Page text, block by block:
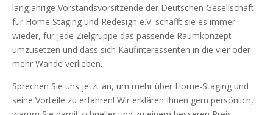
langjährige Vorstandsvorsitzende der Deutschen Gesellschaft
für Home Staging und Redesign e.V. schafft sie es immer
wieder, für jede Zielgruppe das passende Raumkonzept
umzusetzen und dass sich Kaufinteressenten in die vier oder
mehr Wände verlieben.
Sprechen Sie uns jetzt an, um mehr über Home-Staging und
seine Vorteile zu erfahren! Wir erklären Ihnen gern persönlich,